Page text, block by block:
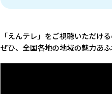
「えんテレ」をご視聴いただけ
ぜひ、全国各地の地域の魅力あ